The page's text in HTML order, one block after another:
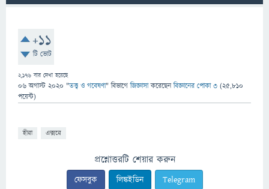
+11
টি ভোট
2,176 বার দেখা হয়েছে
06 অগাস্ট 2020 "তত্ত্ব ও গবেষণা" বিভাগে জিজ্ঞাসাকরেছেনবিজ্ঞানের পোকা ৩ (25,810
পয়েন্ট)
হীরা এক্সরে
প্রশ্নোত্তরটি শেয়ার করুন
ফেসবুক লিঙ্কইডিন Telegram